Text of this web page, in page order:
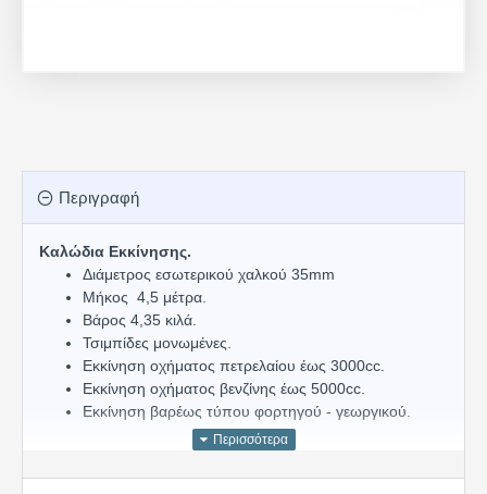
Περιγραφή
Καλώδια Εκκίνησης.
Διάμετρος εσωτερικού χαλκού 35mm
Μήκος 4,5 μέτρα.
Βάρος 4,35 κιλά.
Τσιμπίδες μονωμένες.
Εκκίνηση οχήματος πετρελαίου έως 3000cc.
Εκκίνηση οχήματος βενζίνης έως 5000cc.
Εκκίνηση βαρέως τύπου φορτηγού - γεωργικού.